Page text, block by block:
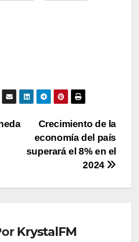
Crecimiento de la
economía del país
superará el 8% en el
2024
KrystalFM